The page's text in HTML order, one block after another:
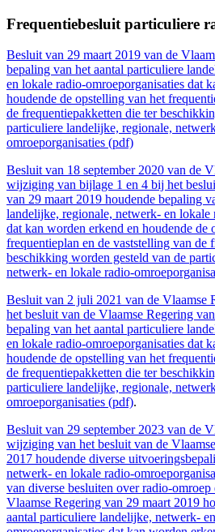
Frequentiebesluit particuliere
Besluit van 29 maart 2019 van de
bepaling van het aantal particuliere
en lokale radio-omroeporganisaties dat
houdende de opstelling van het
de frequentiepakketten die ter
particuliere landelijke, regionale,
omroeporganisaties (pdf)
Besluit van 18 september 2020 van de
wijziging van bijlage 1 en 4 bij het
van 29 maart 2019 houdende bepaling
landelijke, regionale, netwerk- en lokale
dat kan worden erkend en houdende de
frequentieplan en de vaststelling van de
beschikking worden gesteld van de
netwerk- en lokale radio-
Besluit van 2 juli 2021 van de Vlaamse
het besluit van de Vlaamse Regering
bepaling van het aantal particuliere
en lokale radio-omroeporganisaties dat
houdende de opstelling van het
de frequentiepakketten die ter
particuliere landelijke, regionale,
omroeporganisaties (pdf).
Besluit van 29 september 2023 van de
wijziging van het besluit van de
2017 houdende diverse
netwerk- en lokale radio-
van diverse besluiten over radio-omroep
Vlaamse Regering van 29 maart 2019
aantal particuliere landelijke, netwerk-